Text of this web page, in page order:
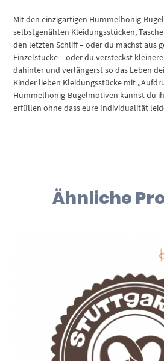
Mit den einzigartigen Hummelhonig-
selbstgenähten Kleidungsstücken,
den letzten Schliff – oder du machst aus
Einzelstücke – oder du versteckst
dahinter und verlängerst so das Leben
Kinder lieben Kleidungsstücke mit
Hummelhonig-Bügelmotiven kannst du
erfüllen ohne dass eure Individualität
Ähnliche